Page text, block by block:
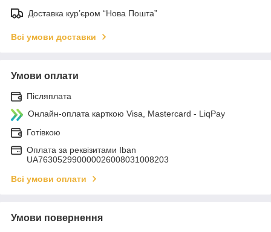
Доставка кур’єром “Нова Пошта”
Всі умови доставки
Умови оплати
Післяплата
Онлайн-оплата карткою Visa, Mastercard - LiqPay
Готівкою
Оплата за реквізитами Iban
UA763052990000026008031008203
Всі умови оплати
Умови повернення